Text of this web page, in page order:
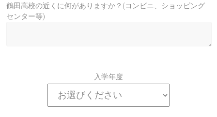
鶴田高校の近くに何がありますか？(コンビニ、ショッピング
センター等)
入学年度